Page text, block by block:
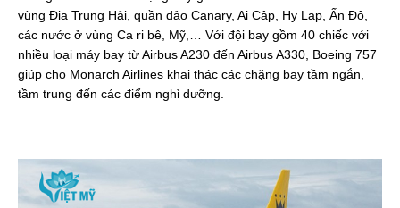
vùng Địa Trung Hải, quần đảo Canary, Ai Cập, Hy Lạp, Ấn Độ,
các nước ở vùng Ca ri bê, Mỹ,… Với đội bay gồm 40 chiếc với
nhiều loại máy bay từ Airbus A230 đến Airbus A330, Boeing 757
giúp cho Monarch Airlines khai thác các chặng bay tầm ngắn,
tầm trung đến các điểm nghỉ dưỡng.